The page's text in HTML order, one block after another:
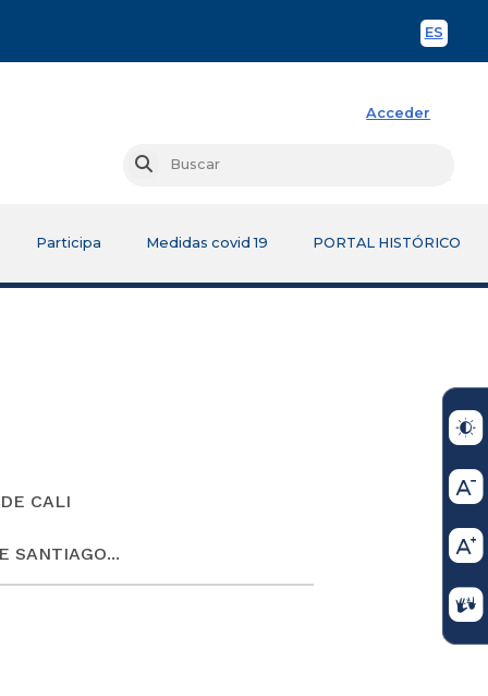
ES
Acceder
Buscar
Participa Medidas covid 19 PORTAL HISTÓRICO
CALI
SANTIAGO...